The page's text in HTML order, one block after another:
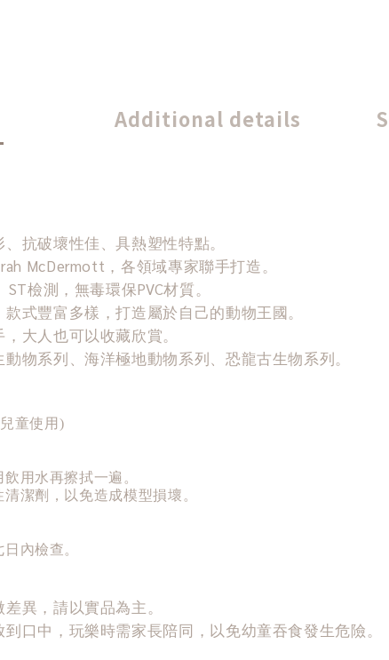
Additional details
抗破壞性佳、具熱塑性特點。
McDermott，各領域專家聯手打造。
檢測，無毒環保PVC材質。
式豐富多樣，打造屬於自己的動物王國。
大人也可以收藏欣賞。
物系列、海洋極地動物系列、恐龍古生物系列。
童使用)
用水再擦拭一遍。
潔劑，以免造成模型損壞。
內檢查。
異，請以實品為主。
口中，玩樂時需家長陪同，以免幼童吞食發生危險。